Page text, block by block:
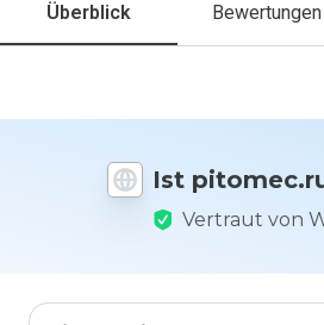
Überblick Bewertungen
Ist
Vertraut von
würden